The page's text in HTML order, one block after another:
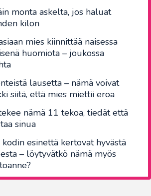
monta askelta, jos haluat
kilon
mies kiinnittää naisessa
huomiota – joukossa
lausetta – nämä voivat
siitä, että mies miettii eroa
nämä 11 tekoa, tiedät että
sinua
esinettä kertovat hyvästä
– löytyvätkö nämä myös